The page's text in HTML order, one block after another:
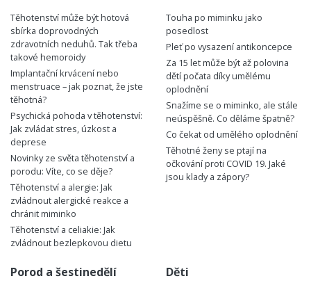
Těhotenství může být hotová
sbírka doprovodných
zdravotních neduhů. Tak třeba
takové hemoroidy
Implantační krvácení nebo
menstruace – jak poznat, že jste
těhotná?
Psychická pohoda v těhotenství:
Jak zvládat stres, úzkost a
deprese
Novinky ze světa těhotenství a
porodu: Víte, co se děje?
Těhotenství a alergie: Jak
zvládnout alergické reakce a
chránit miminko
Těhotenství a celiakie: Jak
zvládnout bezlepkovou dietu
Touha po miminku jako
posedlost
Pleť po vysazení antikoncepce
Za 15 let může být až polovina
dětí počata díky umělému
oplodnění
Snažíme se o miminko, ale stále
neúspěšně. Co děláme špatně?
Co čekat od umělého oplodnění
Těhotné ženy se ptají na
očkování proti COVID 19. Jaké
jsou klady a zápory?
Porod a šestinedělí Děti